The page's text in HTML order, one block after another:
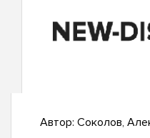
Автор: Соколов,